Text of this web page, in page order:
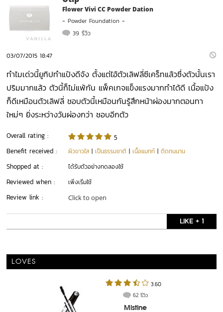
Flower Vivi CC Powder Dation
-Powder Foundation -
39 รีวิว
03/07/2015 18:47
ทำไมเด่วนี้ยูทิปทำแป้งดีจัง ตั้งแต่ไอ้ตัวเลิฟลี่ซีเคร็ทแล้วซึ่งตัวนั้นเรา
ปริมมากแล้ว ตัวนี้ก็ไม่แพ้กัน แพ็คเกจแข็งแรงมากทำได้ดี เนื้อแป้ง
ก็ดีเหมือนตัวเลิฟลี่ ชอบตัวนี้เหมือนกันรู้สึกหน้าผ่องมากตอนทา
ใหม่ๆ ยิ่งระหว่างวันผ่องกว่า ชอบอีกตัว
Overall rating :
5
Benefit received :
ผิวขาวใส |เป็นธรรมชาติ |เนื้อแมทท์ |ติดทนนาน
Shopped at : ได้รับตัวอย่างทดลองใช้
Reviewed when : เพิ่งเริ่มใช้
Review link : Click to open
LIKE + 1
LOVES
3.60
62 รีวิว
Mistine